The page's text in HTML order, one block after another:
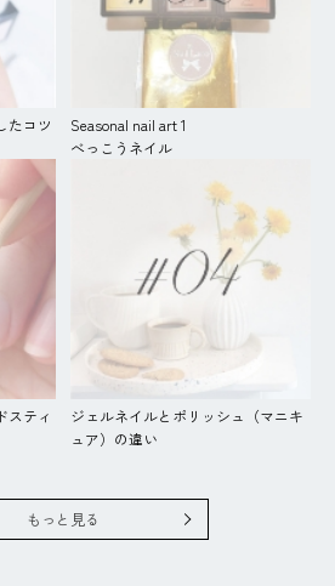
たコツ
Seasonal nail art 1
べっこうネイル
スティ
ジェルネイルとポリッシュ（マニキ
ュア）の違い
もっと見る